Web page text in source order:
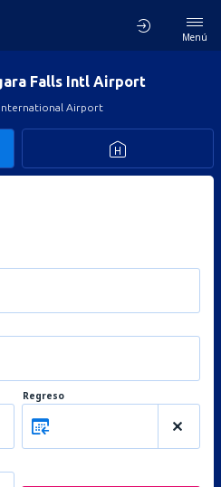
Menú
Falls Intl Airport
International Airport
Regreso